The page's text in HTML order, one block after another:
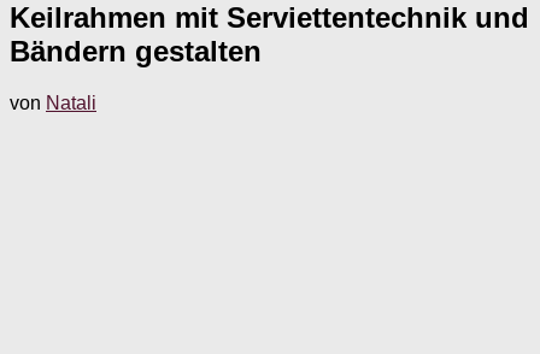
Keilrahmen mit Serviettentechnik und
Bändern gestalten
von Natali